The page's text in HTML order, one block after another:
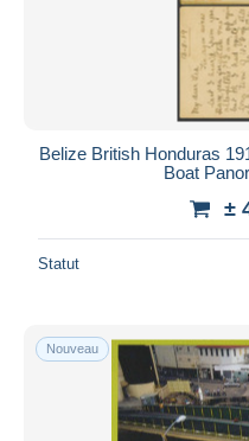
Belize British Honduras
Boat
±
Statut
Nouveau